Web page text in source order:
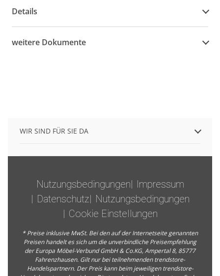
Details
weitere Dokumente
WIR SIND FÜR SIE DA
Nutzungsbedingungen
Impressum
Datenschutz
Nutzungsbedingungen
Cookie Einstellungen
* Preise inklusive MwSt. Bei den auf der Internetseite genannten
Preisen handelt es sich um die unverbindliche Preisempfehlung
der Europa Möbel-Verbund GmbH & Co.KG, Ampertal 8, 85777
Fahrenzhausen. Gilt nur bei teilnehmenden trendstore-
Handelspartnern. Der Preis kann beim jeweiligen trendstore-